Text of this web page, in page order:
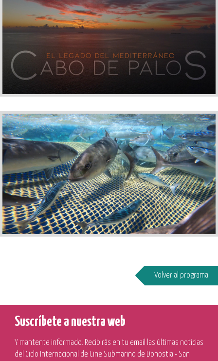
Volver al programa
Suscríbete a nuestra web
Y mantente informado. Recibirás en tu email las últimas noticias
del Ciclo Internacional de Cine Submarino de Donostia - San